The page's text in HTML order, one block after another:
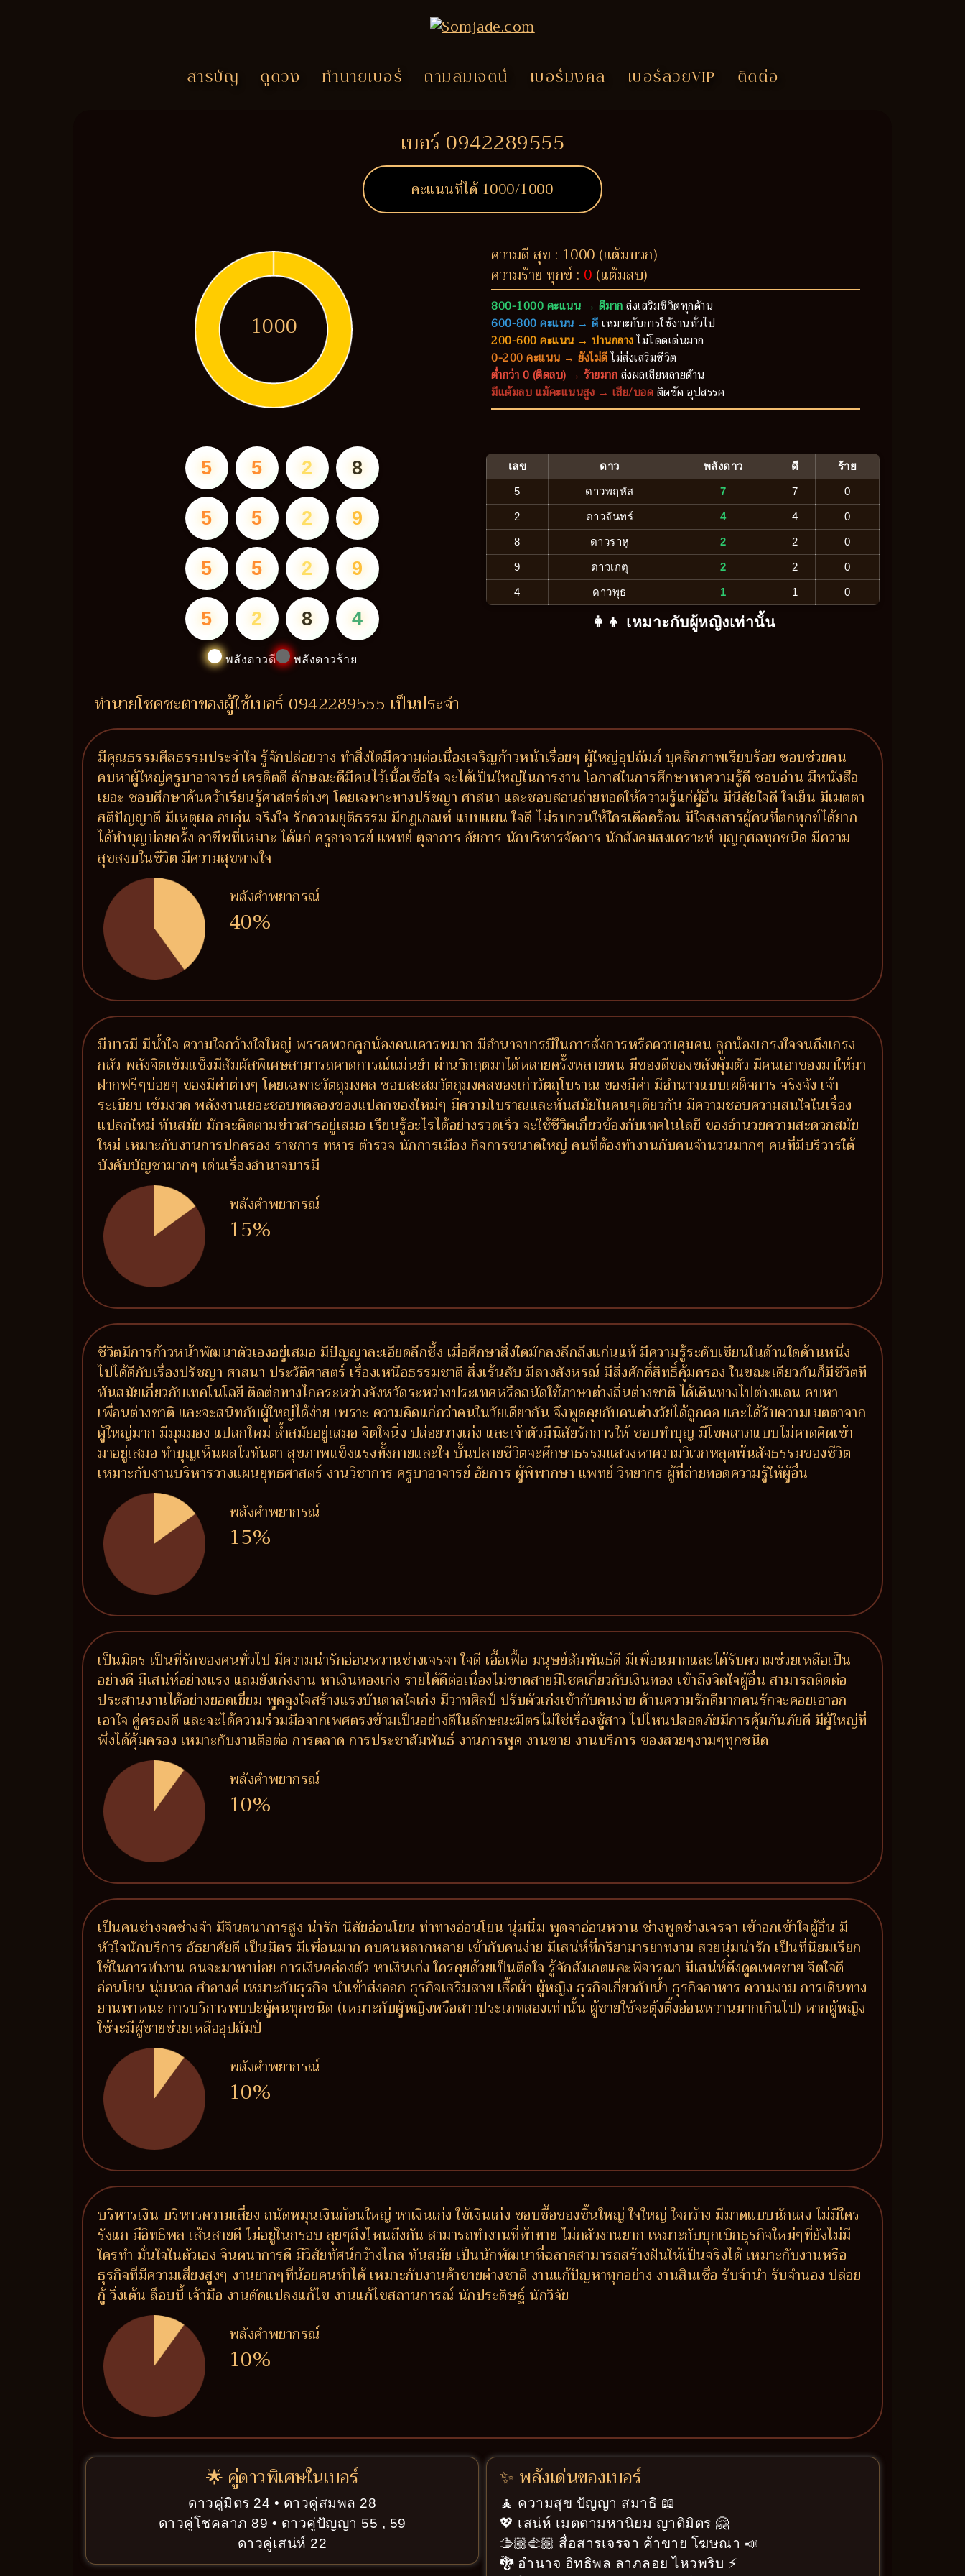
สารบัญ ดูดวง ทำนายเบอร์ ถามสมเจตน์ เบอร์มงคล เบอร์สวยVIP ติดต่อ
เบอร์ 0942289555
คะแนนที่ได้ 1000/1000
1000
ความดี สุข : 1000 (แต้มบวก)
ความร้าย ทุกข์ : 0 (แต้มลบ)
800-1000 คะแนน → ดีมากส่งเสริมชีวิตทุกด้าน
600-800 คะแนน → ดีเหมาะกับการใช้งานทั่วไป
200-600 คะแนน → ปานกลางไม่โดดเด่นมาก
0-200 คะแนน → ยังไม่ดีไม่ส่งเสริมชีวิต
ต่ำกว่า 0 (ติดลบ) → ร้ายมากส่งผลเสียหลายด้าน
มีแต้มลบ แม้คะแนนสูง → เสีย/บอดติดขัด อุปสรรค
5 5 2 8
5 5 2 9
5 5 2 9
5 2 8 4
พลังดาวดี พลังดาวร้าย
เลข ดาว พลังดาว ดี ร้าย
5 ดาวพฤหัส 7 7 0
2 ดาวจันทร์ 4 4 0
8 ดาวราหู 2 2 0
9 ดาวเกตุ 2 2 0
4 ดาวพุธ 1 1 0
👩‍👦 เหมาะกับผู้หญิงเท่านั้น
ทำนายโชคชะตาของผู้ใช้เบอร์ 0942289555 เป็นประจำ
มีคุณธรรมศีลธรรมประจำใจ รู้จักปล่อยวาง ทำสิ่งใดมีความต่อเนื่องเจริญก้าวหน้าเรื่อยๆ ผู้ใหญ่อุปถัมภ์ บุคลิกภาพเรียบร้อย ชอบช่วยคน
คบหาผู้ใหญ่ครูบาอาจารย์ เครดิตดี ลักษณะดีมีคนไว้เนื้อเชื่อใจ จะได้เป็นใหญ่ในการงาน โอกาสในการศึกษาหาความรู้ดี ชอบอ่าน มีหนังสือ
เยอะ ชอบศึกษาค้นคว้าเรียนรู้ศาสตร์ต่างๆ โดยเฉพาะทางปรัชญา ศาสนา และชอบสอนถ่ายทอดให้ความรู้แก่ผู้อื่น มีนิสัยใจดี ใจเย็น มีเมตตา
สติปัญญาดี มีเหตุผล อบอุ่น จริงใจ รักความยุติธรรม มีกฎเกณฑ์ แบบแผน ใจดี ไม่รบกวนให้ใครเดือดร้อน มีใจสงสารผู้คนที่ตกทุกข์ได้ยาก
ได้ทำบุญบ่อยครั้ง อาชีพที่เหมาะ ได้แก่ ครูอาจารย์ แพทย์ ตุลาการ อัยการ นักบริหารจัดการ นักสังคมสงเคราะห์ บุญกุศลทุกชนิด มีความ
สุขสงบในชีวิต มีความสุขทางใจ
พลังคำพยากรณ์
40%
มีบารมี มีน้ำใจ ความใจกว้างใจใหญ่ พรรคพวกลูกน้องคนเคารพมาก มีอำนาจบารมีในการสั่งการหรือควบคุมคน ลูกน้องเกรงใจจนถึงเกรง
กลัว พลังจิตเข้มแข็งมีสัมผัสพิเศษสามารถคาดการณ์แม่นยำ ผ่านวิกฤตมาได้หลายครั้งหลายหน มีของดีของขลังคุ้มตัว มีคนเอาของมาให้มา
ฝากฟรีๆบ่อยๆ ของมีค่าต่างๆ โดยเฉพาะวัตถุมงคล ชอบสะสมวัตถุมงคลของเก่าวัตถุโบราณ ของมีค่า มีอำนาจแบบเผด็จการ จริงจัง เจ้า
ระเบียบ เข้มงวด พลังงานเยอะชอบทดลองของแปลกของใหม่ๆ มีความโบราณและทันสมัยในคนๆเดียวกัน มีความชอบความสนใจในเรื่อง
แปลกใหม่ ทันสมัย มักจะติดตามข่าวสารอยู่เสมอ เรียนรู้อะไรได้อย่างรวดเร็ว จะใช้ชีวิตเกี่ยวข้องกับเทคโนโลยี ของอำนวยความสะดวกสมัย
ใหม่ เหมาะกับงานการปกครอง ราชการ ทหาร ตำรวจ นักการเมือง กิจการขนาดใหญ่ คนที่ต้องทำงานกับคนจำนวนมากๆ คนที่มีบริวารใต้
บังคับบัญชามากๆ เด่นเรื่องอำนาจบารมี
พลังคำพยากรณ์
15%
ชีวิตมีการก้าวหน้าพัฒนาตัวเองอยู่เสมอ มีปัญญาละเอียดลึกซึ้ง เมื่อศึกษาสิ่งใดมักลงลึกถึงแก่นแท้ มีความรู้ระดับเซียนในด้านใดด้านหนึ่ง
ไปได้ดีกับเรื่องปรัชญา ศาสนา ประวัติศาสตร์ เรื่องเหนือธรรมชาติ สิ่งเร้นลับ มีลางสังหรณ์ มีสิ่งศักดิ์สิทธิ์คุ้มครอง ในขณะเดียวกันก็มีชีวิตที
ทันสมัยเกี่ยวกับเทคโนโลยี ติดต่อทางไกลระหว่างจังหวัดระหว่างประเทศหรือถนัดใช้ภาษาต่างถิ่นต่างชาติ ได้เดินทางไปต่างแดน คบหา
เพื่อนต่างชาติ และจะสนิทกับผู้ใหญ่ได้ง่าย เพราะ ความคิดแก่กว่าคนในวัยเดียวกัน จึงพูดคุยกับคนต่างวัยได้ถูกคอ และได้รับความเมตตาจาก
ผู้ใหญ่มาก มีมุมมอง แปลกใหม่ ล้ำสมัยอยู่เสมอ จิตใจนิ่ง ปล่อยวางเก่ง และเจ้าตัวมีนิสัยรักการให้ ชอบทำบุญ มีโชคลาภแบบไม่คาดคิดเข้า
มาอยู่เสมอ ทำบุญเห็นผลไวทันตา สุขภาพแข็งแรงทั้งกายและใจ บั้นปลายชีวิตจะศึกษาธรรมแสวงหาความวิเวกหลุดพ้นสัจธรรมของชีวิต
เหมาะกับงานบริหารวางแผนยุทธศาสตร์ งานวิชาการ ครูบาอาจารย์ อัยการ ผู้พิพากษา แพทย์ วิทยากร ผู้ที่ถ่ายทอดความรู้ให้ผู้อื่น
พลังคำพยากรณ์
15%
เป็นมิตร เป็นที่รักของคนทั่วไป มีความน่ารักอ่อนหวานช่างเจรจา ใจดี เอื้อเฟื้อ มนุษย์สัมพันธ์ดี มีเพื่อนมากและได้รับความช่วยเหลือเป็น
อย่างดี มีเสน่ห์อย่างแรง แถมยังเก่งงาน หาเงินทองเก่ง รายได้ดีต่อเนื่องไม่ขาดสายมีโชคเกี่ยวกับเงินทอง เข้าถึงจิตใจผู้อื่น สามารถติดต่อ
ประสานงานได้อย่างยอดเยี่ยม พูดจูงใจสร้างแรงบันดาลใจเก่ง มีวาทศิลป์ ปรับตัวเก่งเข้ากับคนง่าย ด้านความรักดีมากคนรักจะคอยเอาอก
เอาใจ คู่ครองดี และจะได้ความร่วมมือจากเพศตรงข้ามเป็นอย่างดีในลักษณะมิตรไม่ใช่เรื่องชู้สาว ไปไหนปลอดภัยมีการคุ้มกันภัยดี มีผู้ใหญ่ที่
พึ่งได้คุ้มครอง เหมาะกับงานติอต่อ การตลาด การประชาสัมพันธ์ งานการพูด งานขาย งานบริการ ของสวยๆงามๆทุกชนิด
พลังคำพยากรณ์
10%
เป็นคนช่างจดช่างจำ มีจินตนาการสูง น่ารัก นิสัยอ่อนโยน ท่าทางอ่อนโยน นุ่มนิ่ม พูดจาอ่อนหวาน ช่างพูดช่างเจรจา เข้าอกเข้าใจผู้อื่น มี
หัวใจนักบริการ อัธยาศัยดี เป็นมิตร มีเพื่อนมาก คบคนหลากหลาย เข้ากับคนง่าย มีเสน่ห์ที่กริยามารยาทงาม สวยนุ่มน่ารัก เป็นที่นิยมเรียก
ใช้ในการทำงาน คนจะมาหาบ่อย การเงินคล่องตัว หาเงินเก่ง ใครคุยด้วยเป็นติดใจ รู้จักสังเกตและพิจารณา มีเสน่ห์ดึงดูดเพศชาย จิตใจดี
อ่อนโยน นุ่มนวล สำอางค์ เหมาะกับธุรกิจ นำเข้าส่งออก ธุรกิจเสริมสวย เสื้อผ้า ผู้หญิง ธุรกิจเกี่ยวกับน้ำ ธุรกิจอาหาร ความงาม การเดินทาง
ยานพาหนะ การบริการพบปะผู้คนทุกชนิด (เหมาะกับผู้หญิงหรือสาวประเภทสองเท่านั้น ผู้ชายใช้จะตุ้งติ้งอ่อนหวานมากเกินไป) หากผู้หญิง
ใช้จะมีผู้ชายช่วยเหลืออุปถัมป์
พลังคำพยากรณ์
10%
บริหารเงิน บริหารความเสี่ยง ถนัดหมุนเงินก้อนใหญ่ หาเงินเก่ง ใช้เงินเก่ง ชอบซื้อของชิ้นใหญ่ ใจใหญ่ ใจกว้าง มีมาดแบบนักเลง ไม่มีใคร
รังแก มีอิทธิพล เส้นสายดี ไม่อยู่ในกรอบ ลุยๆถึงไหนถึงกัน สามารถทำงานที่ท้าทาย ไม่กลัวงานยาก เหมาะกับบุกเบิกธุรกิจใหม่ๆที่ยังไม่มี
ใครทำ มั่นใจในตัวเอง จินตนาการดี มีวิสัยทัศน์กว้างไกล ทันสมัย เป็นนักพัฒนาที่ฉลาดสามารถสร้างฝันให้เป็นจริงได้ เหมาะกับงานหรือ
ธุรกิจที่มีความเสี่ยงสูงๆ งานยากๆที่น้อยคนทำได้ เหมาะกับงานค้าขายต่างชาติ งานแก้ปัญหาทุกอย่าง งานสินเชื่อ รับจำนำ รับจำนอง ปล่อย
กู้ วิ่งเต้น ล็อบบี้ เจ้ามือ งานดัดแปลงแก้ไข งานแก้ไขสถานการณ์ นักประดิษฐ์ นักวิจัย
พลังคำพยากรณ์
10%
🌟 คู่ดาวพิเศษในเบอร์
ดาวคู่มิตร 24 • ดาวคู่สมพล 28
ดาวคู่โชคลาภ 89 • ดาวคู่ปัญญา 55 , 59
ดาวคู่เสน่ห์ 22
✨ พลังเด่นของเบอร์
🧘 ความสุข ปัญญา สมาธิ 📖
💖 เสน่ห์ เมตตามหานิยม ญาติมิตร 🤗
🫱🏼‍🫲🏼 สื่อสารเจรจา ค้าขาย โฆษณา 📣
🐉 อำนาจ อิทธิพล ลาภลอย ไหวพริบ ⚡